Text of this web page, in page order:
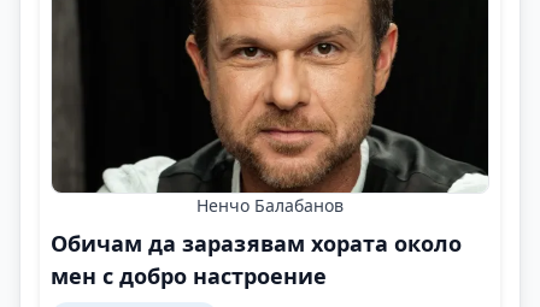
Ненчо Балабанов
Обичам да заразявам хората около
мен с добро настроение